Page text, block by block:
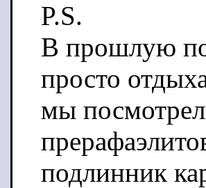
P.S.
В прошлую
просто
мы
подлинник